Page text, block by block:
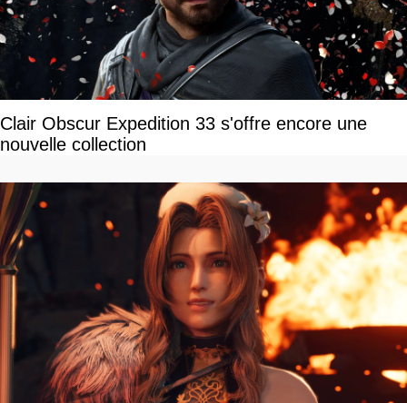
Clair Obscur Expedition 33 s'offre encore une
nouvelle collection